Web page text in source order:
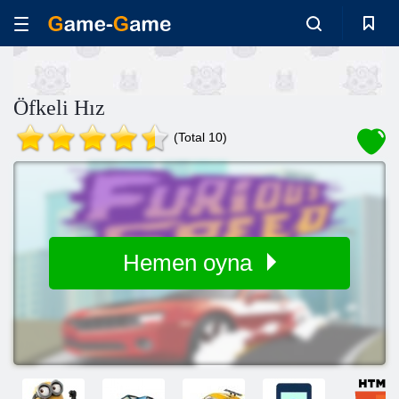
Öfkeli Hız
(Total 10)
Hemen oyna